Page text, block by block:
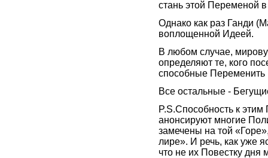
стань этой Переменой
Однако как раз Ганди
воплощенной Идеей.
В любом случае,
определяют те, кого
способные Переменить
Все остальные -
P.S.Способность к
анонсируют многие
замечены на той
лире». И речь, как уже
что не их Повестку